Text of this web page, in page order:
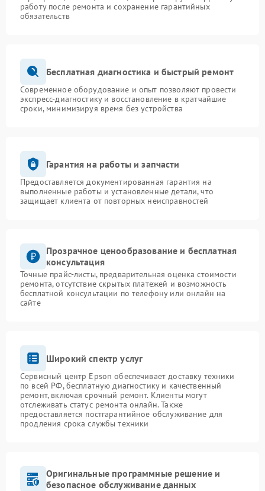
работу после ремонта и сохранение гарантийных
обязательств
Бесплатная диагностика и быстрый ремонт
Современное оборудование и опыт позволяют провести
экспресс-диагностику и восстановление в кратчайшие
сроки, минимизируя время без устройства
Гарантия на работы и запчасти
Предоставляется документированная гарантия на
выполненные работы и установленные детали, что
защищает клиента от повторных неисправностей
Прозрачное ценообразование и бесплатная
консультация
Точные прайс-листы, предварительная оценка стоимости
ремонта, отсутствие скрытых платежей и возможность
бесплатной консультации по телефону или онлайн на
сайте
Широкий спектр услуг
Сервисный центр Epson обеспечивает доставку техники
по всей РФ, бесплатную диагностику и качественный
ремонт, включая срочный ремонт. Клиенты могут
отслеживать статус ремонта онлайн. Также
предоставляется постгарантийное обслуживание для
продления срока службы техники
Оригинальные программные решение и
безопасное обслуживание данных